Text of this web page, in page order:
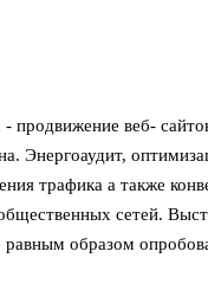
продвижение веб-
Энергоаудит,
трафика а также
сетей.
образом